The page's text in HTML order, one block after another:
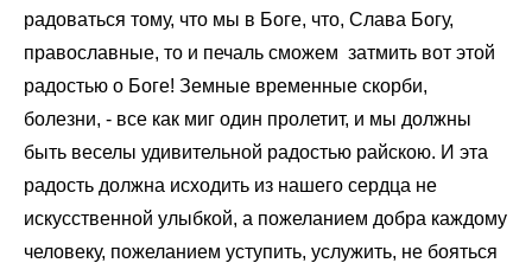
радоваться тому, что мы в Боге, что, Слава Богу,
православные, то и печаль сможем затмить вот этой
радостью о Боге! Земные временные скорби,
болезни, - все как миг один пролетит, и мы должны
быть веселы удивительной радостью райскою. И эта
радость должна исходить из нашего сердца не
искусственной улыбкой, а пожеланием добра каждому
человеку, пожеланием уступить, услужить, не бояться